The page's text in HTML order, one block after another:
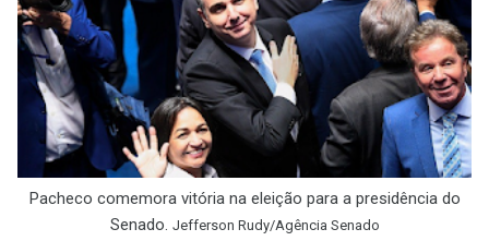
Pacheco comemora vitória na eleição para a presidência do
Senado. Jefferson Rudy/Agência Senado